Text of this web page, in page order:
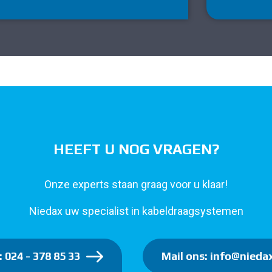
HEEFT U NOG VRAGEN?
Onze experts staan graag voor u klaar!
Niedax uw specialist in kabeldraagsystemen
024 - 378 85 33 Mail ons: